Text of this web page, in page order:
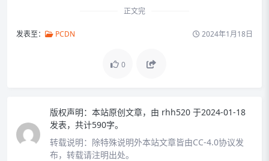
正文完
发表至： PCDN 2024年1月18日
0
版权声明： 本站原创文章，由 rhh520 于2024-01-18
发表，共计590字。
转载说明： 除特殊说明外本站文章皆由CC-4.0协议发
布，转载请注明出处。